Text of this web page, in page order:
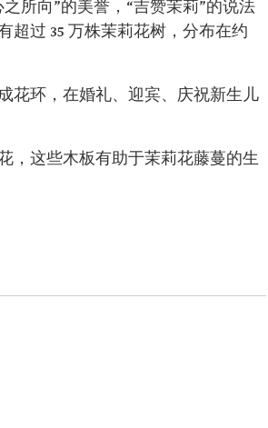
所向”的美誉，“吉赞茉莉”的说法
超过 35 万株茉莉花树，分布在约
花环，在婚礼、迎宾、庆祝新生儿
，这些木板有助于茉莉花藤蔓的生